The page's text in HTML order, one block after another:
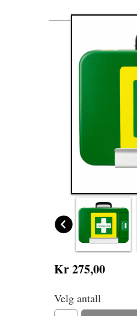
Kr 275,00
Velg antall